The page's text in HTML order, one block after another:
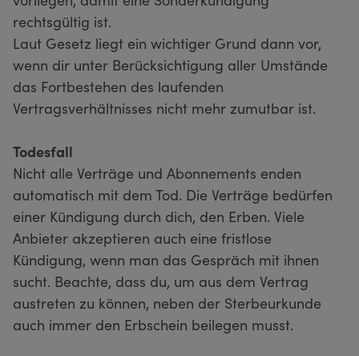
rechtsgültig ist.
Laut Gesetz liegt ein wichtiger Grund dann vor,
wenn dir unter Berücksichtigung aller Umstände
das Fortbestehen des laufenden
Vertragsverhältnisses nicht mehr zumutbar ist.
Todesfall
Nicht alle Verträge und Abonnements enden
automatisch mit dem Tod. Die Verträge bedürfen
einer Kündigung durch dich, den Erben. Viele
Anbieter akzeptieren auch eine fristlose
Kündigung, wenn man das Gespräch mit ihnen
sucht. Beachte, dass du, um aus dem Vertrag
austreten zu können, neben der Sterbeurkunde
auch immer den Erbschein beilegen musst.